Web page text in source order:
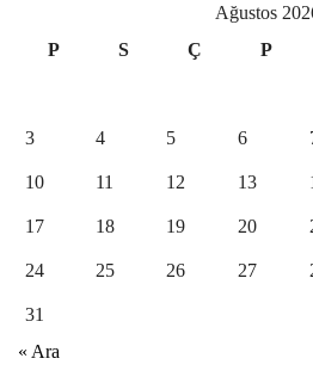
Ağustos
P
S Ç P
3 4 5 6
10 11 12 13
17 18 19 20
24 25 26 27
31
« Ara